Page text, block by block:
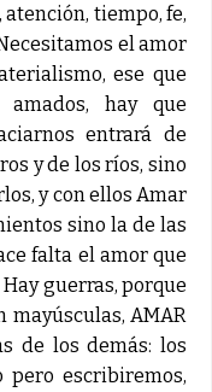
tiempo, fe,
el amor
ese que
hay que
entrará de
y de los ríos, sino
y con ellos Amar
sino la de las
falta el amor que
guerras, porque
mayúsculas, AMAR
de los demás: los
pero escribiremos,